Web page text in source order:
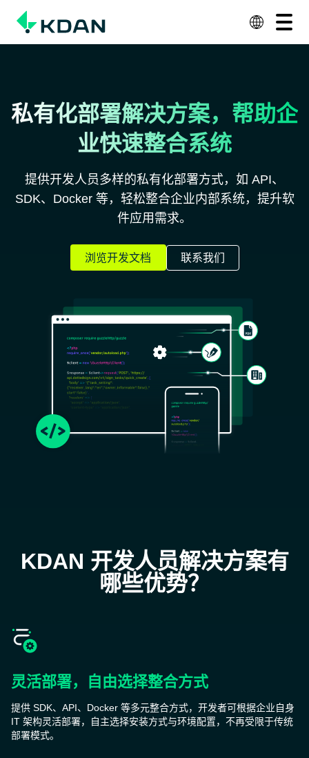
产品和服务
Why KDAN
私有化部署解决方案，帮助企
业快速整合系统
提供开发人员多样的私有化部署方式，如 API、
SDK、Docker 等，轻松整合企业内部系统，提升软
件应用需求。
浏览开发文档 联系我们
KDAN 开发人员解决方案有
哪些优势？
灵活部署，自由选择整合方式
提供 SDK、API、Docker 等多元整合方式，开发者可根据企业自身
IT 架构灵活部署，自主选择安装方式与环境配置，不再受限于传统
部署模式。